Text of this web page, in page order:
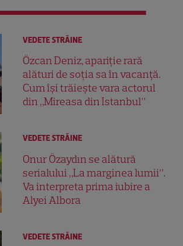
VEDETE STRĂINE
Özcan Deniz, apariție rară
alături de soția sa în vacanță.
Cum își trăiește vara actorul
din „Mireasa din Istanbul”
VEDETE STRĂINE
Onur Özaydın se alătură
serialului „La marginea lumii”.
Va interpreta prima iubire a
Alyei Albora
VEDETE STRĂINE